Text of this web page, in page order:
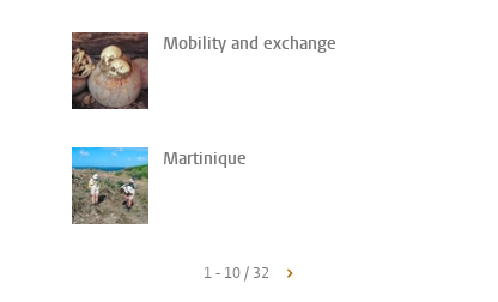
Mobility and exchange
Martinique
1 - 10 / 32